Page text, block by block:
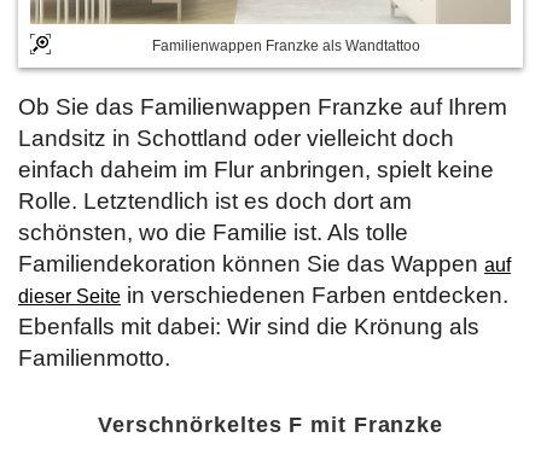
Familienwappen Franzke als Wandtattoo
Ob Sie das Familienwappen Franzke auf Ihrem
Landsitz in Schottland oder vielleicht doch
einfach daheim im Flur anbringen, spielt keine
Rolle. Letztendlich ist es doch dort am
schönsten, wo die Familie ist. Als tolle
Familiendekoration können Sie das Wappen auf
dieser Seite in verschiedenen Farben entdecken.
Ebenfalls mit dabei: Wir sind die Krönung als
Familienmotto.
Verschnörkeltes F mit Franzke